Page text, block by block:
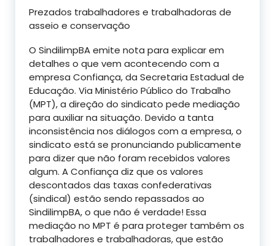
Prezados trabalhadores e trabalhadoras de
asseio e conservação
O SindilimpBA emite nota para explicar em
detalhes o que vem acontecendo com a
empresa Confiança, da Secretaria Estadual de
Educação. Via Ministério Público do Trabalho
(MPT), a direção do sindicato pede mediação
para auxiliar na situação. Devido a tanta
inconsistência nos diálogos com a empresa, o
sindicato está se pronunciando publicamente
para dizer que não foram recebidos valores
algum. A Confiança diz que os valores
descontados das taxas confederativas
(sindical) estão sendo repassados ao
SindilimpBA, o que não é verdade! Essa
mediação no MPT é para proteger também os
trabalhadores e trabalhadoras, que estão